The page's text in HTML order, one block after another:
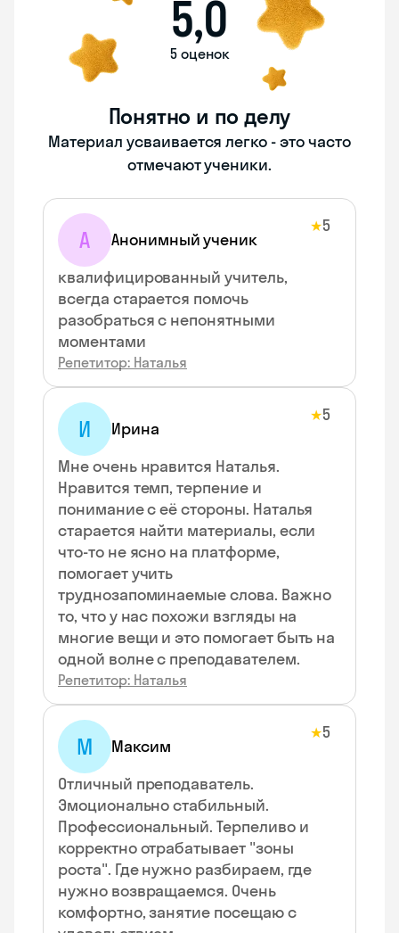
5,0
5 оценок
Понятно и по делу
Материал усваивается легко - это часто
отмечают ученики.
А Анонимный ученик
★5
квалифицированный учитель,
всегда старается помочь
разобраться с непонятными
моментами
Репетитор: Наталья
И Ирина
★5
Мне очень нравится Наталья.
Нравится темп, терпение и
понимание с её стороны. Наталья
старается найти материалы, если
что-то не ясно на платформе,
помогает учить
труднозапоминаемые слова. Важно
то, что у нас похожи взгляды на
многие вещи и это помогает быть на
одной волне с преподавателем.
Репетитор: Наталья
М Максим
★5
Отличный преподаватель.
Эмоционально стабильный.
Профессиональный. Терпеливо и
корректно отрабатывает "зоны
роста". Где нужно разбираем, где
нужно возвращаемся. Очень
комфортно, занятие посещаю с